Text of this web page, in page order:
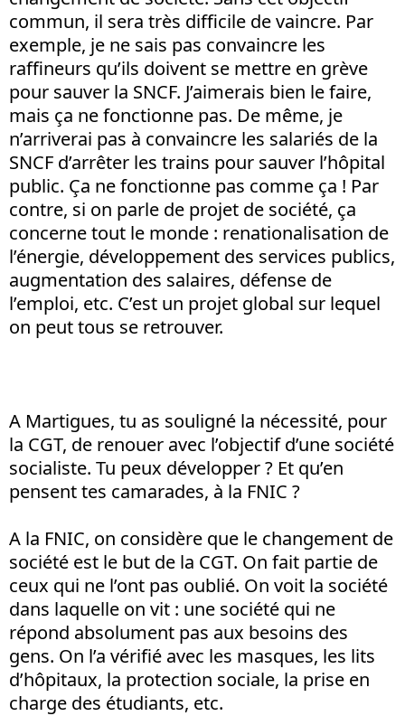
commun, il sera très difficile de vaincre. Par
exemple, je ne sais pas convaincre les
raffineurs qu’ils doivent se mettre en grève
pour sauver la SNCF. J’aimerais bien le faire,
mais ça ne fonctionne pas. De même, je
n’arriverai pas à convaincre les salariés de la
SNCF d’arrêter les trains pour sauver l’hôpital
public. Ça ne fonctionne pas comme ça ! Par
contre, si on parle de projet de société, ça
concerne tout le monde : renationalisation de
l’énergie, développement des services publics,
augmentation des salaires, défense de
l’emploi, etc. C’est un projet global sur lequel
on peut tous se retrouver.
A Martigues, tu as souligné la nécessité, pour
la CGT, de renouer avec l’objectif d’une société
socialiste. Tu peux développer ? Et qu’en
pensent tes camarades, à la FNIC ?
A la FNIC, on considère que le changement de
société est le but de la CGT. On fait partie de
ceux qui ne l’ont pas oublié. On voit la société
dans laquelle on vit : une société qui ne
répond absolument pas aux besoins des
gens. On l’a vérifié avec les masques, les lits
d’hôpitaux, la protection sociale, la prise en
charge des étudiants, etc.